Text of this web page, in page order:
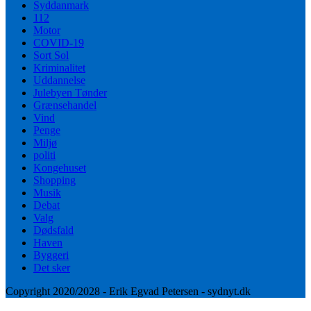
Syddanmark
112
Motor
COVID-19
Sort Sol
Kriminalitet
Uddannelse
Julebyen Tønder
Grænsehandel
Vind
Penge
Miljø
politi
Kongehuset
Shopping
Musik
Debat
Valg
Dødsfald
Haven
Byggeri
Det sker
Copyright 2020/2028 - Erik Egvad Petersen - sydnyt.dk